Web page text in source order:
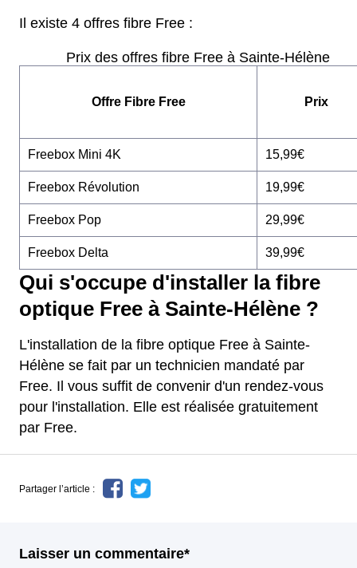
Il existe 4 offres fibre Free :
Prix des offres fibre Free à Sainte-Hélène
Offre Fibre Free Prix
Freebox Mini 4K 15,99€
Freebox Révolution 19,99€
Freebox Pop 29,99€
Freebox Delta 39,99€
Qui s'occupe d'installer la fibre
optique Free à Sainte-Hélène ?
L'installation de la fibre optique Free à Sainte-
Hélène se fait par un technicien mandaté par
Free. Il vous suffit de convenir d'un rendez-vous
pour l'installation. Elle est réalisée gratuitement
par Free.
Partager l’article :
Laisser un commentaire*